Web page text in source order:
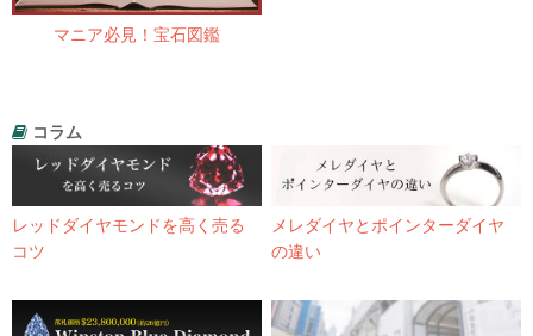
マニア必見！宝石図鑑
コラム
レッドダイヤモンドを高く売る
コツ
メレダイヤとポインターダイヤ
の違い